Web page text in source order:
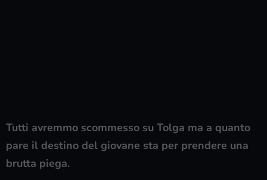
Tutti avremmo scommesso su Tolga ma a quanto
pare il destino del giovane sta per prendere una
brutta piega.